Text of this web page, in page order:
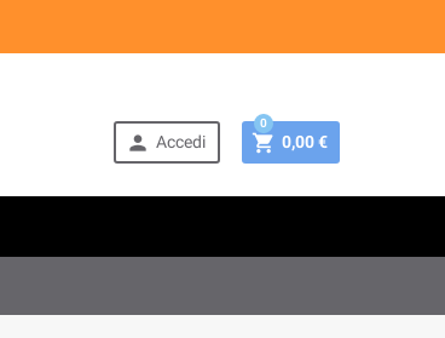
 Accedi  0,00 €
0